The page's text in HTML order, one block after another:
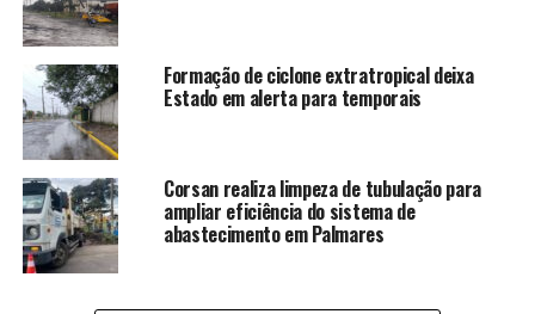
Formação de ciclone extratropical deixa
Estado em alerta para temporais
Corsan realiza limpeza de tubulação para
ampliar eficiência do sistema de
abastecimento em Palmares